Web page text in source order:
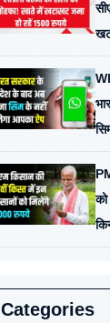
Categories